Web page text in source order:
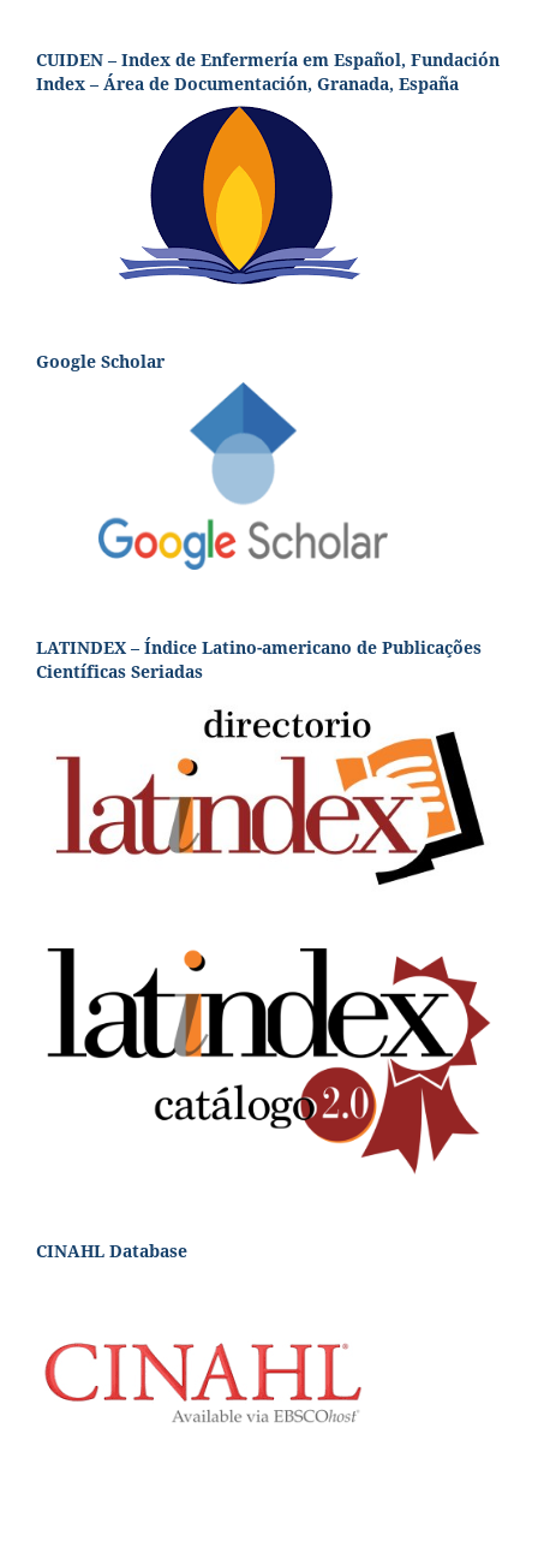
CUIDEN – Index de Enfermería em Español, Fundación
Index – Área de Documentación, Granada, España
Google Scholar
LATINDEX – Índice Latino-americano de Publicações
Científicas Seriadas
CINAHL Database